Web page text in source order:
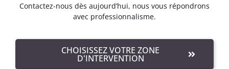
Contactez-nous dès aujourd’hui, nous vous répondrons
avec professionnalisme.
CHOISISSEZ VOTRE ZONE
D'INTERVENTION